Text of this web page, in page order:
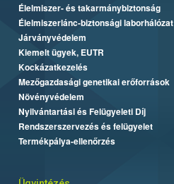
Élelmiszer- és takarmánybiztonság
Élelmiszerlánc-biztonsági laborhálózat
Járványvédelem
Kiemelt ügyek, EUTR
Kockázatkezelés
Mezőgazdasági genetikai erőforrások
Növényvédelem
Nyilvántartási és Felügyeleti Díj
Rendszerszervezés és felügyelet
Termékpálya-ellenőrzés